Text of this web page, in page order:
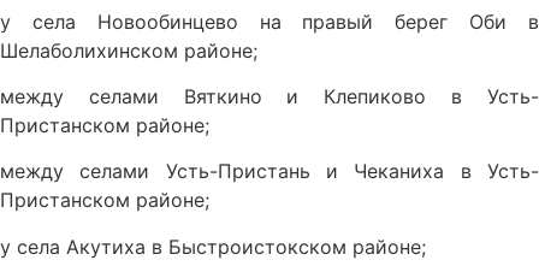
у села Новообинцево на правый берег Оби в
Шелаболихинском районе;
между селами Вяткино и Клепиково в Усть-
Пристанском районе;
между селами Усть-Пристань и Чеканиха в Усть-
Пристанском районе;
у села Акутиха в Быстроистокском районе;